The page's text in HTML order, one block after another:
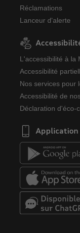
Réclamations
Lanceur d'alerte
L'accessibilité à la
Accessibilité
Nos services pour
Accessibilité de
Déclaration d'éco-
Application